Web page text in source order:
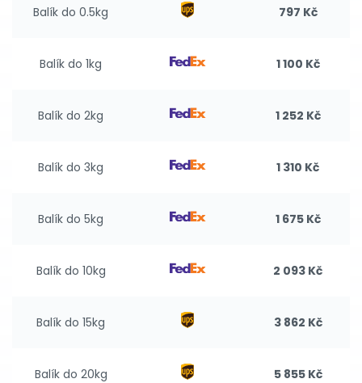
Balík do 0.5kg 797 Kč
Balík do 1kg 1 100 Kč
Balík do 2kg 1 252 Kč
Balík do 3kg 1 310 Kč
Balík do 5kg 1 675 Kč
Balík do 10kg 2 093 Kč
Balík do 15kg 3 862 Kč
Balík do 20kg 5 855 Kč